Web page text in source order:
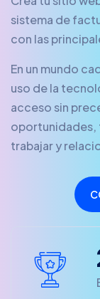
sistema de
con las
En un mundo
uso de la
acceso sin
oportunidades,
trabajar y